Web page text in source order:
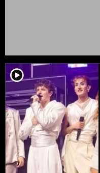
player2